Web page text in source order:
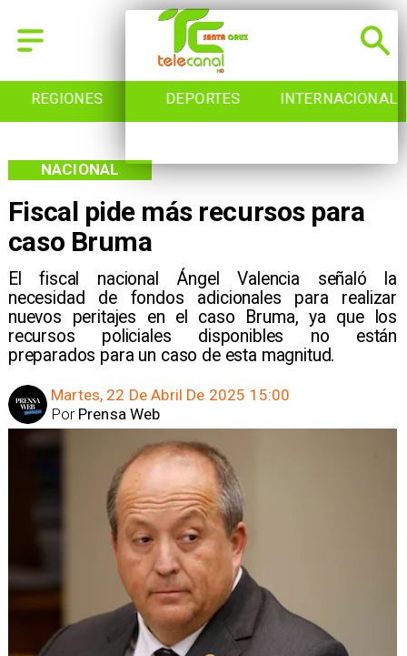
REGIONES DEPORTES INTERNACIONAL
Fiscal pide más recursos para
caso Bruma
El fiscal nacional Ángel Valencia señaló la
necesidad de fondos adicionales para realizar
nuevos peritajes en el caso Bruma, ya que los
recursos policiales disponibles no están
preparados para un caso de esta magnitud.
NACIONAL
Martes, 22 De Abril De 2025 15:00
Prensa Web
Por